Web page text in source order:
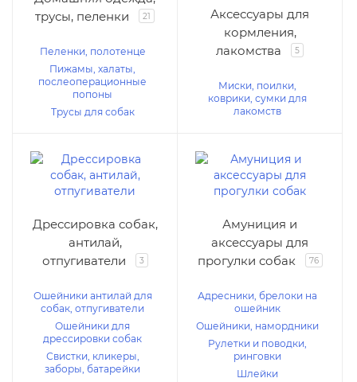
трусы, пеленки
21
Пеленки, полотенце
Пижамы, халаты,
послеоперационные
попоны
Трусы для собак
Аксессуары для
кормления,
лакомства
5
Миски, поилки,
коврики, сумки для
лакомств
Дрессировка собак,
антилай,
отпугиватели
3
Ошейники антилай для
собак, отпугиватели
Ошейники для
дрессировки собак
Свистки, кликеры,
заборы, батарейки
Амуниция и
аксессуары для
прогулки собак
76
Адресники, брелоки на
ошейник
Ошейники, намордники
Рулетки и поводки,
ринговки
Шлейки